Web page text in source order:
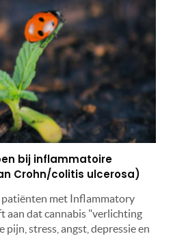
bij inflammatoire
Crohn/colitis ulcerosa)
patiënten met Inflammatory
aan dat cannabis "verlichting
stress, angst, depressie en